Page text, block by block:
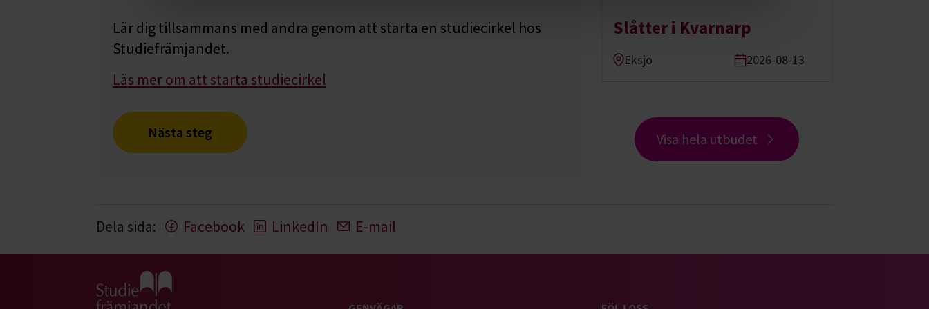
Lär dig tillsammans med andra genom att starta en studiecirkel hos
Studiefrämjandet.
Läs mer om att starta studiecirkel
Nästa steg
Slåtter i Kvarnarp
Eksjö 2026-08-13
Visa hela utbudet
Dela sida: Facebook LinkedIn E-mail
Gå till studiefrämjandets startsida